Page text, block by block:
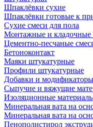
Шпаклёвки сухие
Шпаклёвки готовые к
Сухие смеси для пола
Монтажные и кладочные
Цементно-песчаные
Бетоноконтакт
Маяки штукатурные
Профили штукатурные
Добавки и
Сыпучие и вяжущие
Изоляционные
Минеральная вата на
Минеральная вата на
Пенополистирол